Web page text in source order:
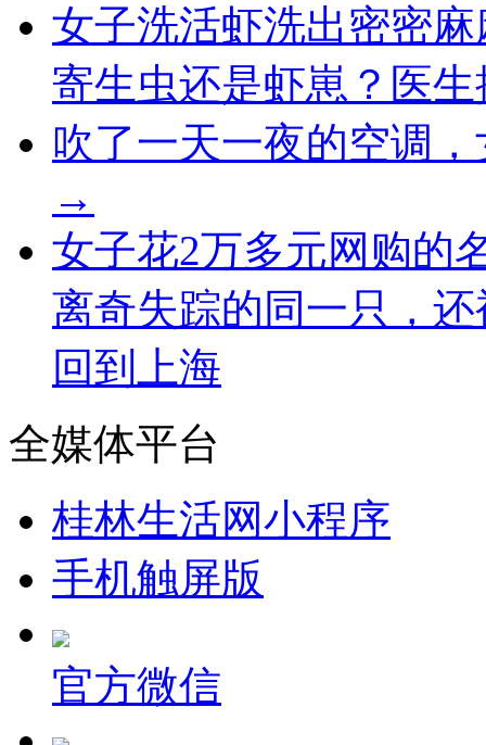
女子洗活虾洗出密密
寄生虫还是虾崽？医
吹了一天一夜的空调
→
女子花2万多元网购的
离奇失踪的同一只，
回到上海
全媒体平台
桂林生活网小程序
手机触屏版
官方微信